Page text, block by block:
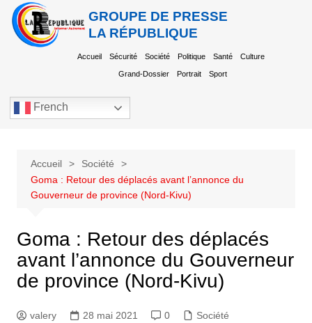
GROUPE DE PRESSE
LA RÉPUBLIQUE
Accueil Sécurité Société Politique Santé Culture
Grand-Dossier Portrait Sport
French
Accueil
Société
Goma : Retour des déplacés avant l’annonce du
Gouverneur de province (Nord-Kivu)
Goma : Retour des déplacés
avant l’annonce du Gouverneur
de province (Nord-Kivu)
valery 28 mai 2021 0 Société